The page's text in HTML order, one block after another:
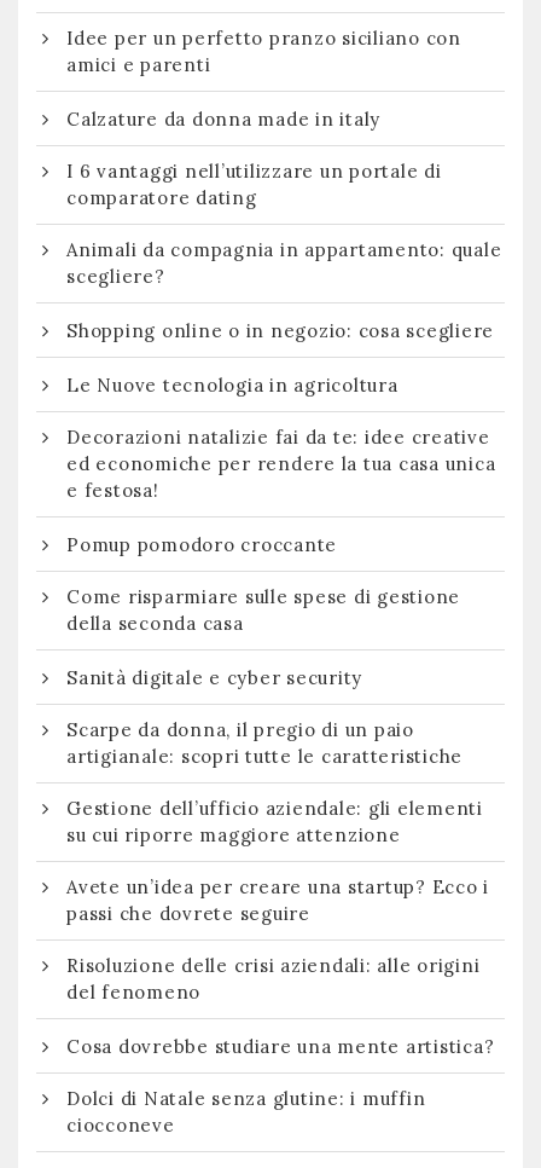
Idee per un perfetto pranzo siciliano con
amici e parenti
Calzature da donna made in italy
I 6 vantaggi nell’utilizzare un portale di
comparatore dating
Animali da compagnia in appartamento: quale
scegliere?
Shopping online o in negozio: cosa scegliere
Le Nuove tecnologia in agricoltura
Decorazioni natalizie fai da te: idee creative
ed economiche per rendere la tua casa unica
e festosa!
Pomup pomodoro croccante
Come risparmiare sulle spese di gestione
della seconda casa
Sanità digitale e cyber security
Scarpe da donna, il pregio di un paio
artigianale: scopri tutte le caratteristiche
Gestione dell’ufficio aziendale: gli elementi
su cui riporre maggiore attenzione
Avete un’idea per creare una startup? Ecco i
passi che dovrete seguire
Risoluzione delle crisi aziendali: alle origini
del fenomeno
Cosa dovrebbe studiare una mente artistica?
Dolci di Natale senza glutine: i muffin
ciocconeve